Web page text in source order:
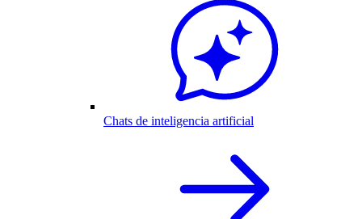
Chats de inteligencia artificial